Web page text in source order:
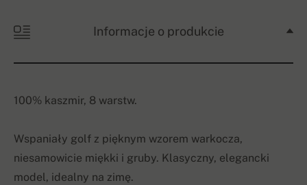
Informacje o produkcie
100% kaszmir, 8 warstw.
Wspaniały golf z pięknym wzorem warkocza,
niesamowicie miękki i gruby. Klasyczny, elegancki
model, idealny na zimę.